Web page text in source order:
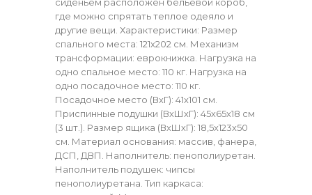
где можно спрятать теплое одеяло и
другие вещи. Характеристики: Размер
спального места: 121х202 см. Механизм
трансформации: еврокнижка. Нагрузка на
одно спальное место: 110 кг. Нагрузка на
одно посадочное место: 110 кг.
Посадочное место (ВхГ): 41х101 см.
Приспинные подушки (ВхШхГ): 45х65х18 см
(3 шт.). Размер ящика (ВхШхГ): 18,5х123х50
см. Материал основания: массив, фанера,
ДСП, ДВП. Наполнитель: пенополиуретан.
Наполнитель подушек: чипсы
пенополиуретана. Тип каркаса: